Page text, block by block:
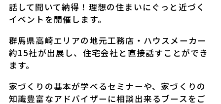
話して聞いて納得！理想の住まいにぐっと近づく
イベントを開催します。
群馬県高崎エリアの地元工務店・ハウスメーカー
約15社が出展し、住宅会社と直接話すことができ
ます。
家づくりの基本が学べるセミナーや、家づくりの
知識豊富なアドバイザーに相談出来るブースをご